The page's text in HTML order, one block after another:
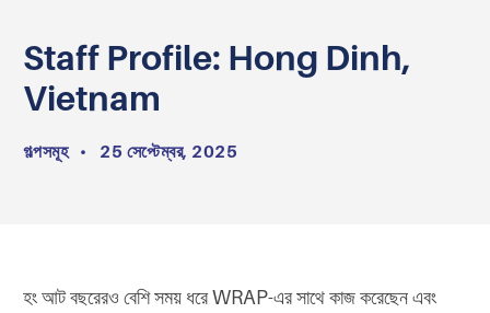
Staff Profile: Hong Dinh,
Vietnam
গল্পসমূহ • 25 সেপ্টেম্বর, 2025
হং আট বছরেরও বেশি সময় ধরে WRAP-এর সাথে কাজ করেছেন এবং